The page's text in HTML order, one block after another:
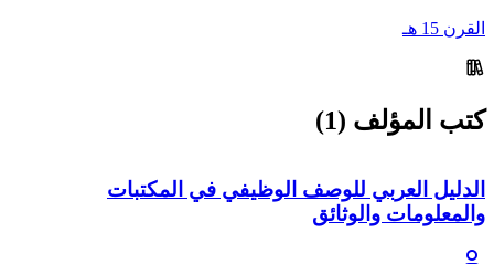
القرن 15 هـ
كتب المؤلف (1)
الدليل العربي للوصف الوظيفي في المكتبات
والمعلومات والوثائق